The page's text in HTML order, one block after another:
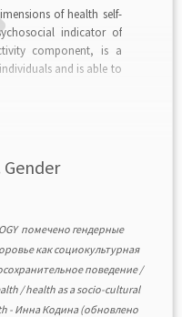
of health self-
indicator of
component, is a
and is able to
Gender
помечено гендерные
как социокультурная
поведение/
/health as a socio-cultural
- Инна Кодина(обновлено